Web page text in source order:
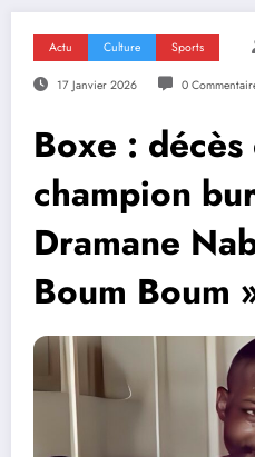
Actu Culture Sports
17 Janvier 2026 0
Boxe : décès
champion
Dramane
Boum Boum